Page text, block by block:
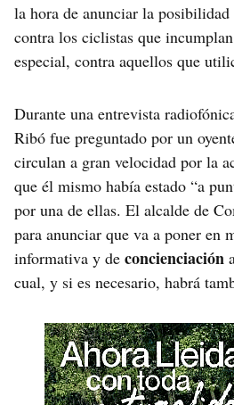
la hora de anunciar la posibilidad
contra los ciclistas que
especial, contra aquellos que
Durante una entrevista
Ribó fue preguntado por un
circulan a gran velocidad por la
que él mismo había estado “a
por una de ellas. El alcalde de
para anunciar que va a poner en
informativa y de concienciación
cual, y si es necesario, habrá